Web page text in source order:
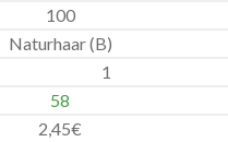
100
Naturhaar (B)
1
58
2,45€